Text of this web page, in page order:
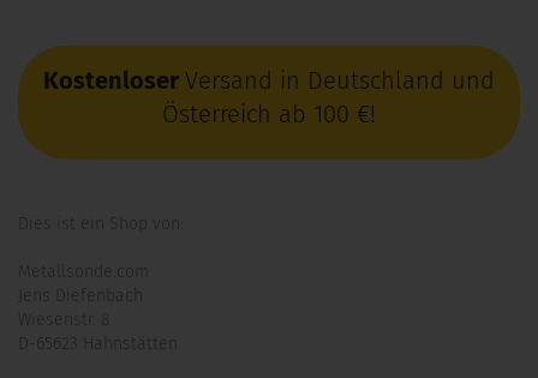
Kostenloser Versand in Deutschland und
Österreich ab 100 €!
Dies ist ein Shop von:
Metallsonde.com
Jens Diefenbach
Wiesenstr. 8
D-65623 Hahnstätten